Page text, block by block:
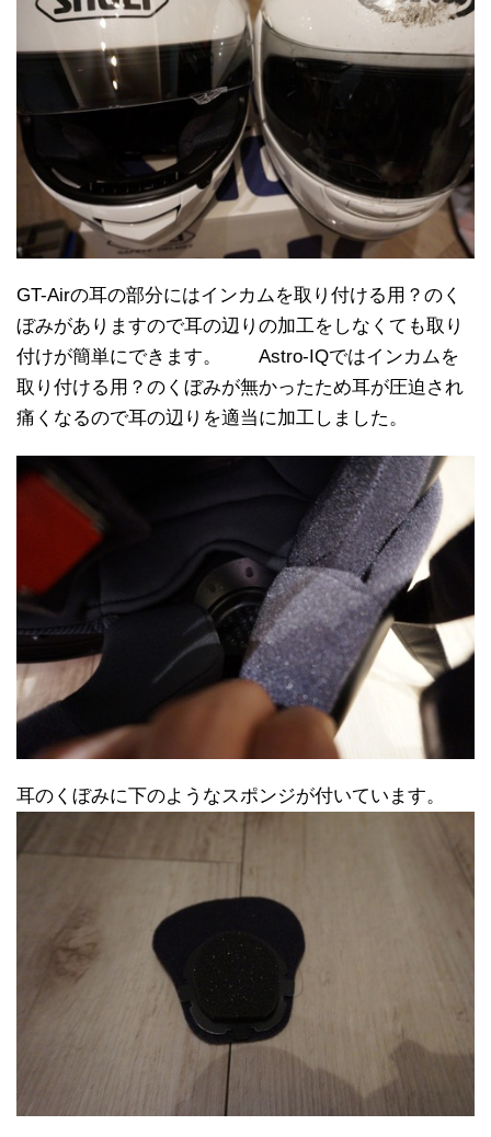
GT-Airの耳の部分にはインカムを取り付ける用？のく
ぼみがありますので耳の辺りの加工をしなくても取り
付けが簡単にできます。 Astro-IQではインカムを
取り付ける用？のくぼみが無かったため耳が圧迫され
痛くなるので耳の辺りを適当に加工しました。
耳のくぼみに下のようなスポンジが付いています。